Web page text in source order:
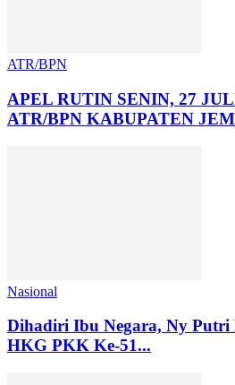
ATR/BPN
APEL RUTIN SENIN, 27
ATR/BPN KABUPATEN
Nasional
Dihadiri Ibu Negara, Ny
HKG PKK Ke-51...